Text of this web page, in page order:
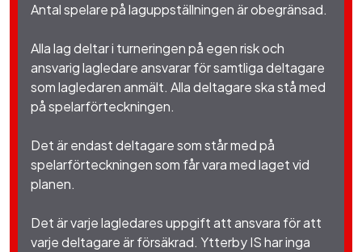
Antal spelare på laguppställningen är obegränsad.
Alla lag deltar i turneringen på egen risk och
ansvarig lagledare ansvarar för samtliga deltagare
som lagledaren anmält. Alla deltagare ska stå med
på spelarförteckningen.
Det är endast deltagare som står med på
spelarförteckningen som får vara med laget vid
planen.
Det är varje lagledares uppgift att ansvara för att
varje deltagare är försäkrad. Ytterby IS har inga